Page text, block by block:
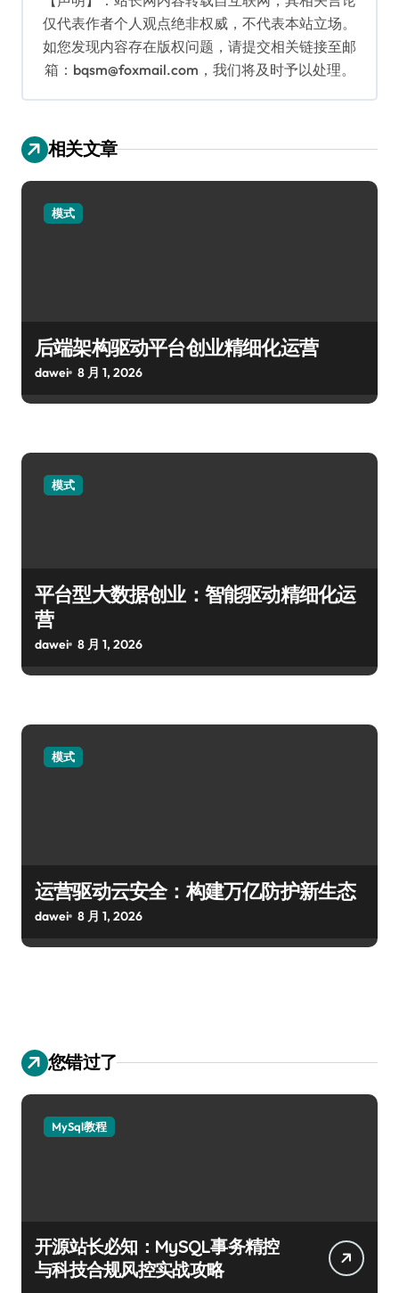
仅代表作者个人观点绝非权威，不代表本站立场。
如您发现内容存在版权问题，请提交相关链接至邮
箱：bqsm@foxmail.com，我们将及时予以处理。
相关文章
模式
后端架构驱动平台创业精细化运营
dawei 8 月 1, 2026
模式
平台型大数据创业：智能驱动精细化运
营
dawei 8 月 1, 2026
模式
运营驱动云安全：构建万亿防护新生态
dawei 8 月 1, 2026
您错过了
MySql教程
开源站长必知：MySQL事务精控
与科技合规风控实战攻略